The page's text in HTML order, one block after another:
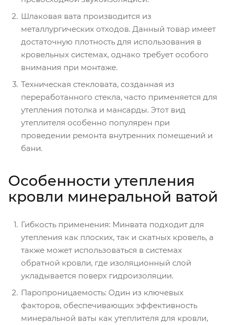
Шлаковая вата производится из
металлургических отходов. Данный товар имеет
достаточную плотность для использования в
кровельных системах, однако требует особого
внимания при монтаже.
Техническая стекловата, созданная из
переработанного стекла, часто применяется для
утепления потолка и мансарды. Этот вид
утеплителя особенно популярен при
проведении ремонта внутренних помещений и
бани.
Особенности утепления
кровли минеральной ватой
Гибкость применения: Минвата подходит для
утепления как плоских, так и скатных кровель, а
также может использоваться в системах
обратной кровли, где изоляционный слой
укладывается поверх гидроизоляции.
Паропроницаемость: Один из ключевых
факторов, обеспечивающих эффективность
минеральной ваты как утеплителя для кровли,